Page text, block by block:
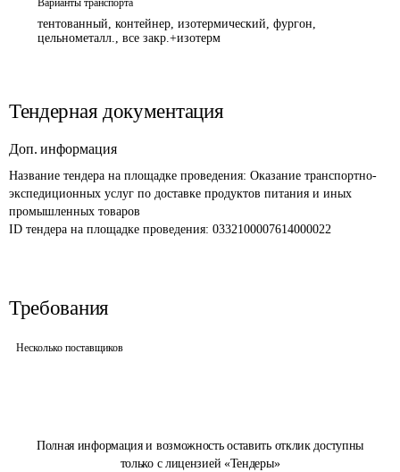
Полная информация и возможность оставить отклик доступны
только с лицензией «Тендеры»
Варианты транспорта
тентованный, контейнер, изотермический, фургон,
цельнометалл., все закр.+изотерм
Тендерная документация
Доп. информация
Название тендера на площадке проведения: Оказание транспортно-
экспедиционных услуг по доставке продуктов питания и иных
промышленных товаров
ID тендера на площадке проведения: 0332100007614000022
Требования
Несколько поставщиков